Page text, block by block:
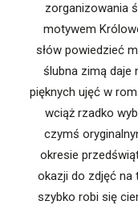
zorganizowania
motywem
słów powiedzieć
ślubna zimą daje
pięknych ujęć w
wciąż rzadko
czymś
okresie
okazji do zdjęć na
szybko robi się